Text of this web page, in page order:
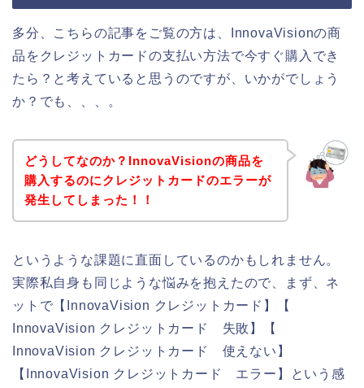
多分、こちらの記事をご覧の方は、InnovaVisionの商
品をクレジットカードの支払い方法で今すぐ購入でき
たら？と考えていると思うのですが、いかがでしょう
か？でも、、、。
どうしてなのか？InnovaVisionの商品を
購入するのにクレジットカードのエラーが
発生してしまった！！
というような課題に直面しているのかもしれません。
実際私自身も同じような悩みを抱えたので、まず、ネ
ットで【InnovaVision クレジットカード】【
InnovaVision クレジットカード 失敗】【
InnovaVision クレジットカード 使えない】
【InnovaVision クレジットカード エラー】という感